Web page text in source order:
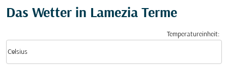
Das Wetter in Lamezia Terme
Temperatureinheit:
Celsius
keyboard_arrow_down